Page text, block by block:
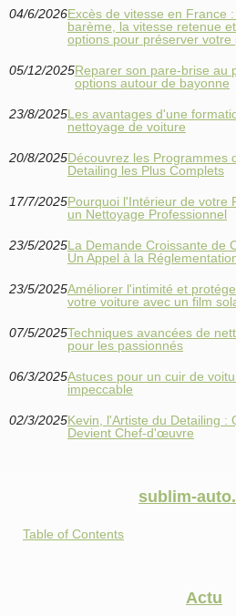
04/6/2026Excès de vitesse en France
barème, la vitesse retenue
options pour préserver votre
05/12/2025Reparer son pare-brise au
options autour de bayonne
23/8/2025Les avantages d'une
nettoyage de voiture
20/8/2025Découvrez les Programmes
Detailing les Plus Complets
17/7/2025Pourquoi l'Intérieur de votre
un Nettoyage Professionnel
23/5/2025La Demande Croissante de
Un Appel à la
23/5/2025Améliorer l'intimité et
votre voiture avec un film
07/5/2025Techniques avancées de
pour les passionnés
06/3/2025Astuces pour un cuir de
impeccable
02/3/2025Kevin, l'Artiste du Detailing :
Devient Chef-d'œuvre
sublim-
Table of Contents
Actu